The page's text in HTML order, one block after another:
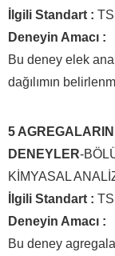
İlgili Standart :
Deneyin Amacı :
Bu deney elek
dağılımın
5
DENEYLER-
KİMYASAL
İlgili Standart :
Deneyin Amacı :
Bu deney